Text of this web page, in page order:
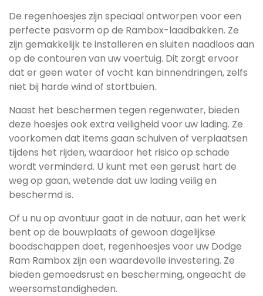
De regenhoesjes zijn speciaal ontworpen voor een
perfecte pasvorm op de Rambox-laadbakken. Ze
zijn gemakkelijk te installeren en sluiten naadloos aan
op de contouren van uw voertuig. Dit zorgt ervoor
dat er geen water of vocht kan binnendringen, zelfs
niet bij harde wind of stortbuien.
Naast het beschermen tegen regenwater, bieden
deze hoesjes ook extra veiligheid voor uw lading. Ze
voorkomen dat items gaan schuiven of verplaatsen
tijdens het rijden, waardoor het risico op schade
wordt verminderd. U kunt met een gerust hart de
weg op gaan, wetende dat uw lading veilig en
beschermd is.
Of u nu op avontuur gaat in de natuur, aan het werk
bent op de bouwplaats of gewoon dagelijkse
boodschappen doet, regenhoesjes voor uw Dodge
Ram Rambox zijn een waardevolle investering. Ze
bieden gemoedsrust en bescherming, ongeacht de
weersomstandigheden.